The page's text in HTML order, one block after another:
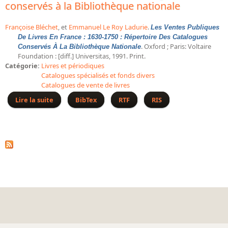
Bibliographie historique de la Bibliothèque nationale de
Dictionnaire de la BnF
Dictionnaire BnF : recherche avancée
Dictionnaire BnF : index
Dictionnaire des fonds spéciaux et des principales collections et
provenances
conservés à la Bibliothèque nationale
Françoise Bléchet, et Emmanuel Le Roy Ladurie. Les Ventes Publiques
De Livres En France : 1630-1750 : Répertoire Des Catalogues
Conservés À La Bibliothèque Nationale. Oxford ; Paris: Voltaire
Foundation : [diff.] Universitas, 1991. Print.
Catégorie: Livres et périodiques
Catalogues spécialisés et fonds divers
Catalogues de vente de livres
Lire la suite
de Les ventes publiques de livres en France : 1630-
1750 : répertoire des catalogues conservés à la
BibTex RTF RIS